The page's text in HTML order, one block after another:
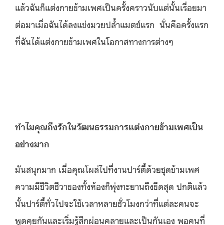
แล้วฉันก็แต่งกายข้ามเพศเป็นครั้งคราวนับแต่นั้นเรื่อยมา
ต่อมาเมื่อฉันได้ลงแข่งมวยปล้ำแมตช์แรก นั่นคือครั้งแรก
ที่ฉันได้แต่งกายข้ามเพศในโอกาสทางการต่างๆ
ทำไมคุณถึงรักในวัฒนธรรมการแต่งกายข้ามเพศเป็น
อย่างมาก
มันสนุกมาก เมื่อคุณโผล่ไปที่งานปาร์ตี้ด้วยชุดข้ามเพศ
ความมีชีวิตชีวาของทั้งห้องก็พุ่งทะยานถึงขีดสุด ปกติแล้ว
นั้นปาร์ตี้ทั่วไปจะใช้เวลาหลายชั่วโมงกว่าที่แต่ละคนจะ
พูดคุยกันและเริ่มรู้สึกผ่อนคลายและเป็นกันเอง พอคนที่